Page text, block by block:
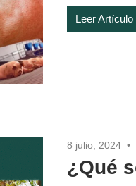
Leer Artículo
8 julio, 2024
¿Qué